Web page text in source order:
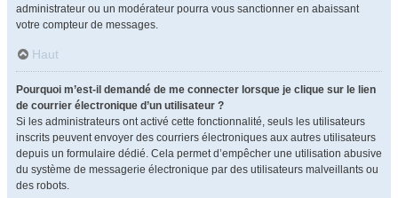
administrateur ou un modérateur pourra vous sanctionner en abaissant
votre compteur de messages.
Haut
Pourquoi m’est-il demandé de me connecter lorsque je clique sur le lien
de courrier électronique d’un utilisateur ?
Si les administrateurs ont activé cette fonctionnalité, seuls les utilisateurs
inscrits peuvent envoyer des courriers électroniques aux autres utilisateurs
depuis un formulaire dédié. Cela permet d’empêcher une utilisation abusive
du système de messagerie électronique par des utilisateurs malveillants ou
des robots.